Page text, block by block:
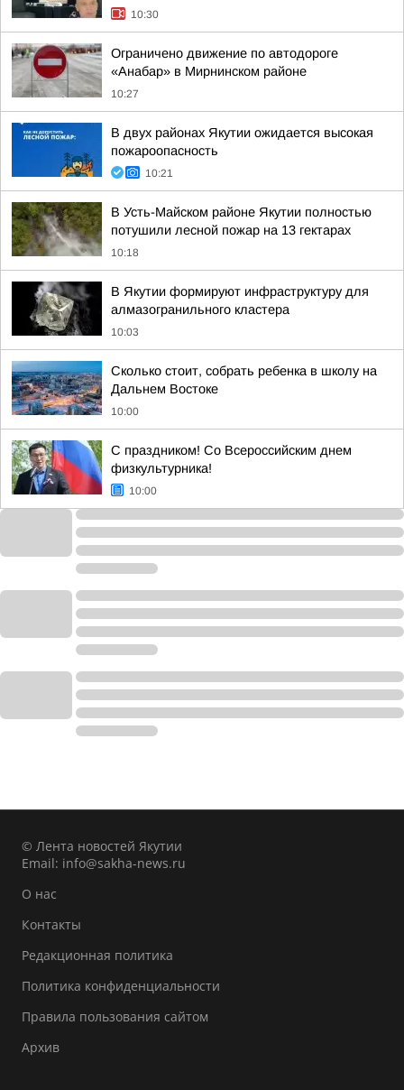
10:30
Ограничено движение по автодороге
«Анабар» в Мирнинском районе
10:27
В двух районах Якутии ожидается высокая
пожароопасность
10:21
В Усть-Майском районе Якутии полностью
потушили лесной пожар на 13 гектарах
10:18
В Якутии формируют инфраструктуру для
алмазогранильного кластера
10:03
Сколько стоит, собрать ребенка в школу на
Дальнем Востоке
10:00
С праздником! Со Всероссийским днем
физкультурника!
10:00
© Лента новостей Якутии
Email: info@sakha-news.ru
О нас
Контакты
Редакционная политика
Политика конфиденциальности
Правила пользования сайтом
Архив